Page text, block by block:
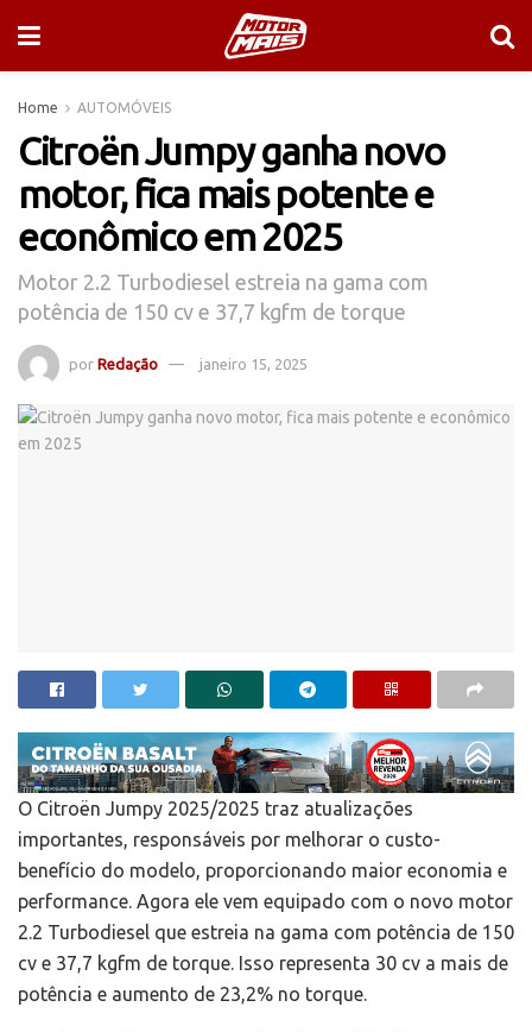
Home AUTOMÓVEIS
Citroën Jumpy ganha novo
motor, fica mais potente e
econômico em 2025
Motor 2.2 Turbodiesel estreia na gama com
potência de 150 cv e 37,7 kgfm de torque
por Redação janeiro 15, 2025
O Citroën Jumpy 2025/2025 traz atualizações
importantes, responsáveis por melhorar o custo-
benefício do modelo, proporcionando maior economia e
performance. Agora ele vem equipado com o novo motor
2.2 Turbodiesel que estreia na gama com potência de 150
cv e 37,7 kgfm de torque. Isso representa 30 cv a mais de
potência e aumento de 23,2% no torque.